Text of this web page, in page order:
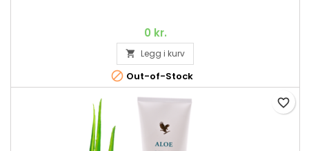
0 kr.
 Legg i kurv
 Out-of-Stock
favorite_border